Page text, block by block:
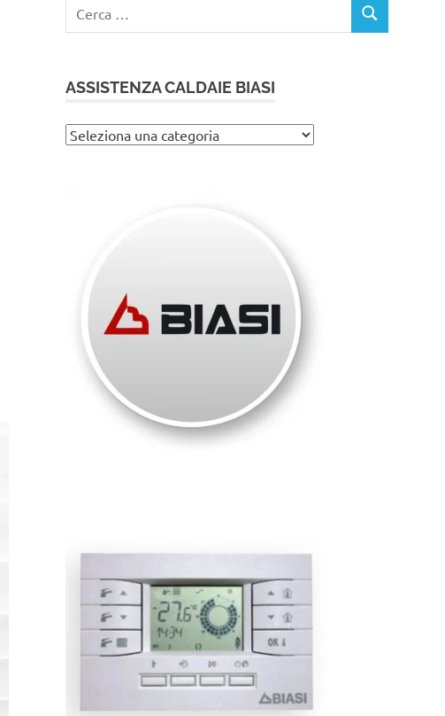
per:
CERCA
ASSISTENZA CALDAIE BIASI
Assistenza